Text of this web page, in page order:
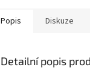
Popis Diskuze
Detailní popis